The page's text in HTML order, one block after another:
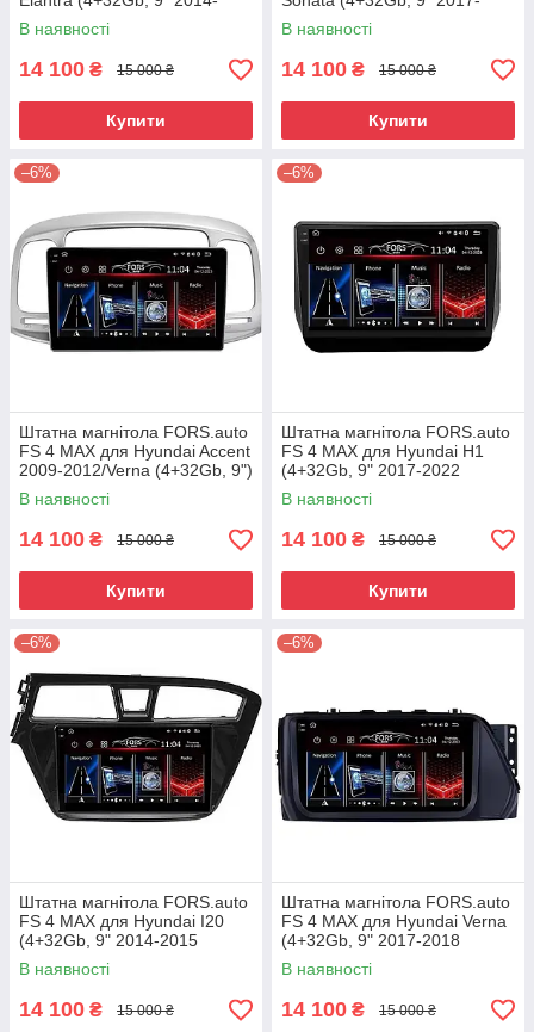
2016
В наявності
14 100 ₴ 15 000 ₴
Купити
2019
В наявності
14 100 ₴ 15 000 ₴
Купити
–6%
Штатна магнітола FORS.auto
FS 4 MAX для Hyundai Accent
2009-2012/Verna (4+32Gb, 9")
2008-2011
В наявності
14 100 ₴ 15 000 ₴
Купити
–6%
Штатна магнітола FORS.auto
FS 4 MAX для Hyundai H1
(4+32Gb, 9" 2017-2022
В наявності
14 100 ₴ 15 000 ₴
Купити
–6%
Штатна магнітола FORS.auto
FS 4 MAX для Hyundai I20
(4+32Gb, 9" 2014-2015
В наявності
14 100 ₴ 15 000 ₴
–6%
Штатна магнітола FORS.auto
FS 4 MAX для Hyundai Verna
(4+32Gb, 9" 2017-2018
В наявності
14 100 ₴ 15 000 ₴